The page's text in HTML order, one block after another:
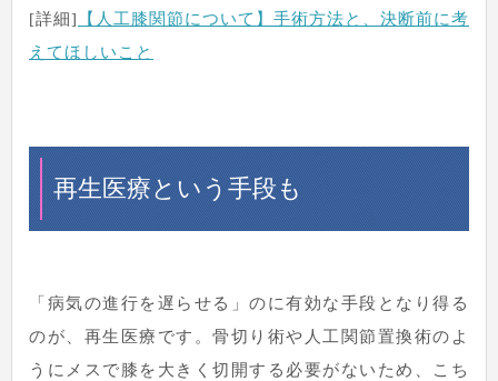
[詳細]
【人工膝関節について】手術方法と、決断前に考
えてほしいこと
再生医療という手段も
「病気の進行を遅らせる」のに有効な手段となり得る
のが、再生医療です。骨切り術や人工関節置換術のよ
うにメスで膝を大きく切開する必要がないため、こち